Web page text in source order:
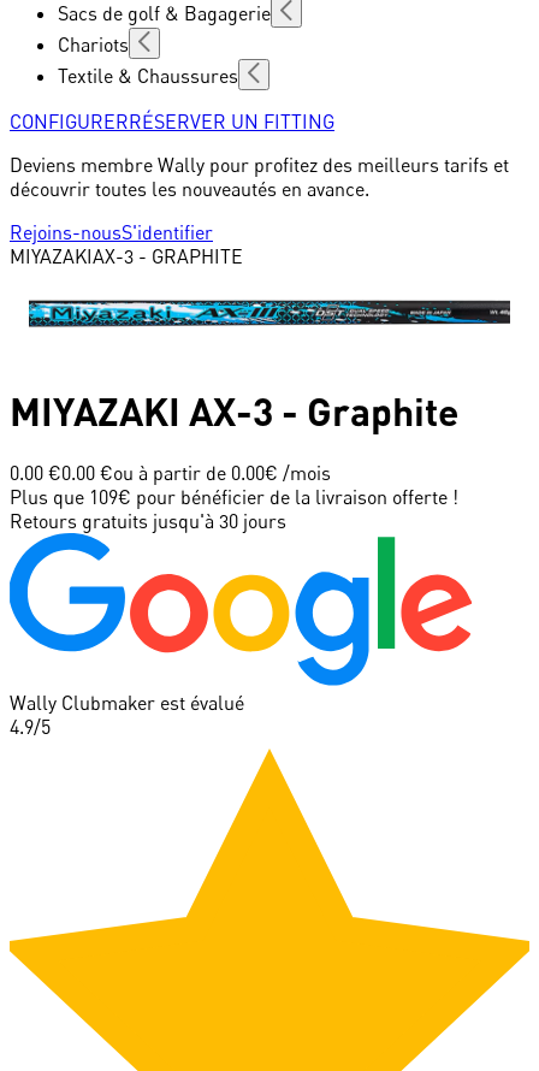
Sacs de golf & Bagagerie
Chariots
Textile & Chaussures
CONFIGURERRÉSERVER UN FITTING
Deviens membre Wally pour profitez des meilleurs tarifs et
découvrir toutes les nouveautés en avance.
Rejoins-nousS'identifier
MIYAZAKIAX-3 - GRAPHITE
MIYAZAKI AX-3 - Graphite
0.00 €0.00 €ou à partir de 0.00€ /mois
Plus que 109€ pour bénéficier de la livraison offerte !
Retours gratuits jusqu'à 30 jours
Wally Clubmaker est évalué
4.9/5